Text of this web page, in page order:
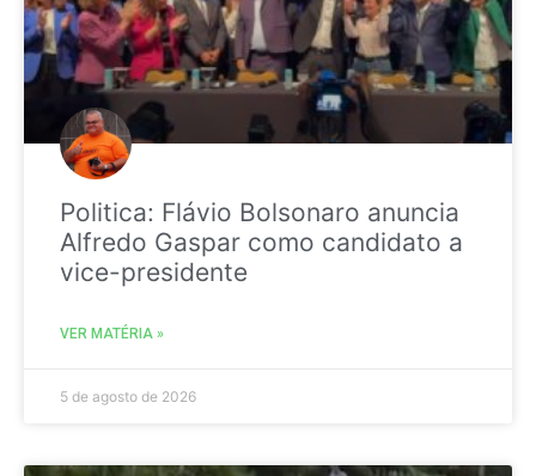
Politica: Flávio Bolsonaro anuncia
Alfredo Gaspar como candidato a
vice-presidente
VER MATÉRIA »
5 de agosto de 2026